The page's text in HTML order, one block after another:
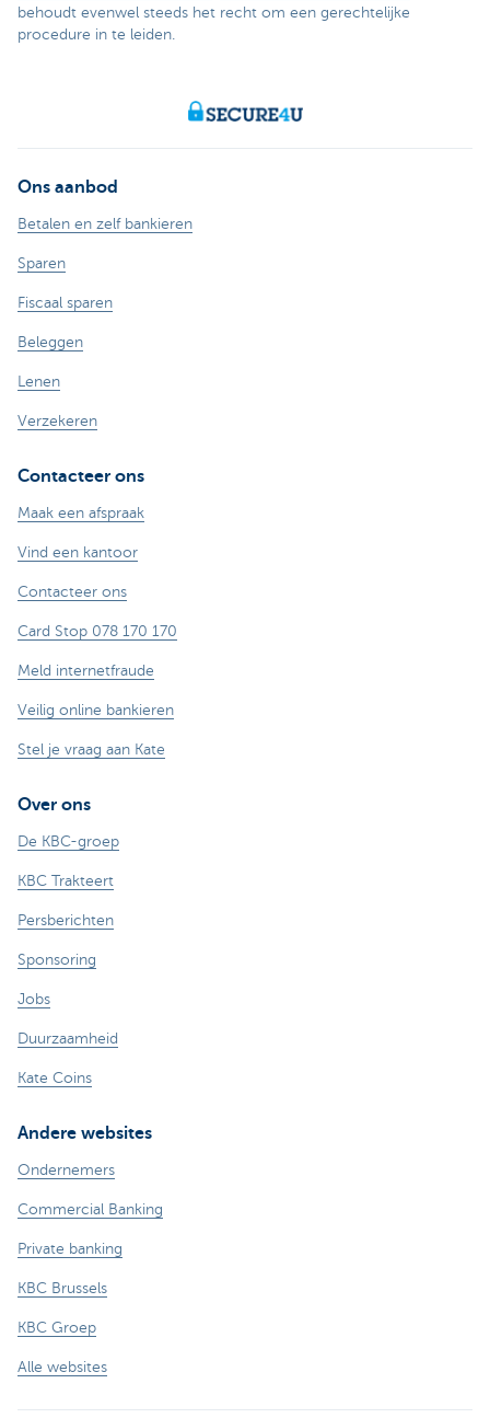
behoudt evenwel steeds het recht om een gerechtelijke
procedure in te leiden.
Ons aanbod
Betalen en zelf bankieren
Sparen
Fiscaal sparen
Beleggen
Lenen
Verzekeren
Contacteer ons
Maak een afspraak
Vind een kantoor
Contacteer ons
Card Stop 078 170 170
Meld internetfraude
Veilig online bankieren
Stel je vraag aan Kate
Over ons
De KBC-groep
KBC Trakteert
Persberichten
Sponsoring
Jobs
Duurzaamheid
Kate Coins
Andere websites
Ondernemers
Commercial Banking
Private banking
KBC Brussels
KBC Groep
Alle websites